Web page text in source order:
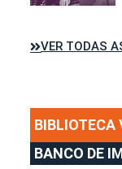
VER TODAS
BIBLIOTECA
BANCO DE